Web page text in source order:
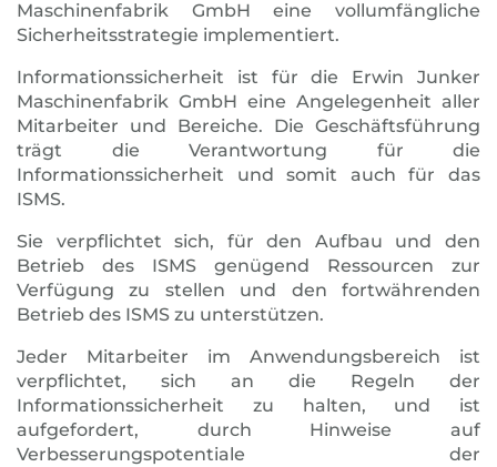
Maschinenfabrik GmbH eine vollumfängliche
Sicherheitsstrategie implementiert.
Informationssicherheit ist für die Erwin Junker
Maschinenfabrik GmbH eine Angelegenheit aller
Mitarbeiter und Bereiche. Die Geschäftsführung
trägt die Verantwortung für die
Informationssicherheit und somit auch für das
ISMS.
Sie verpflichtet sich, für den Aufbau und den
Betrieb des ISMS genügend Ressourcen zur
Verfügung zu stellen und den fortwährenden
Betrieb des ISMS zu unterstützen.
Jeder Mitarbeiter im Anwendungsbereich ist
verpflichtet, sich an die Regeln der
Informationssicherheit zu halten, und ist
aufgefordert, durch Hinweise auf
Verbesserungspotentiale der